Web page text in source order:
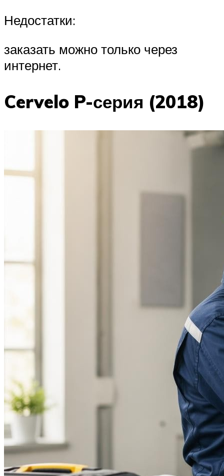
Недостатки:
заказать можно только через
интернет.
Cervelo P-серия (2018)